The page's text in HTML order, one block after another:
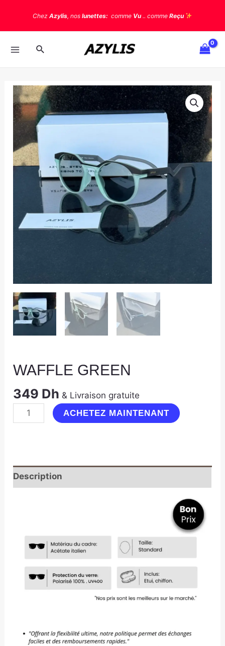
ChezAzylis, noslunettes: comme Vu.. commeReçu
WAFFLE GREEN
349 Dh & Livraison gratuite
ACHETEZ MAINTENANT
Description